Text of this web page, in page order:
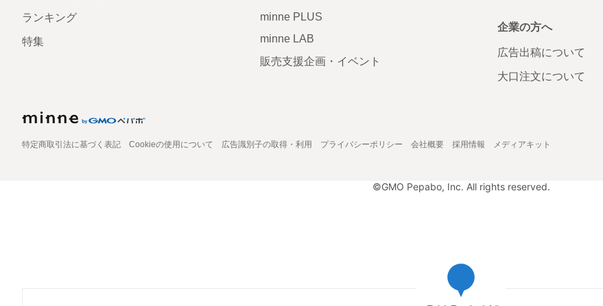
ランキング
特集
minne PLUS
minne LAB
販売支援企画・イベント
企業の方へ
広告出稿について
大口注文について
特定商取引法に基づく表記 Cookieの使用について 広告識別子の取得・利用 プライバシーポリシー 会社概要 採用情報 メディアキット
©GMO Pepabo, Inc. All rights reserved.